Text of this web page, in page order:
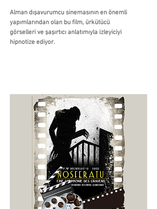
Alman dışavurumcu sinemasının en önemli
yapımlarından olan bu film, ürkütücü
görselleri ve şaşırtıcı anlatımıyla izleyiciyi
hipnotize ediyor.